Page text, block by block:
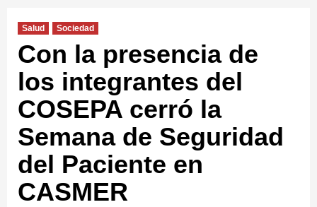
Salud Sociedad
Con la presencia de
los integrantes del
COSEPA cerró la
Semana de Seguridad
del Paciente en
CASMER